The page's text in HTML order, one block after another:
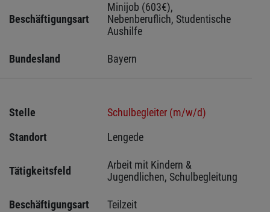
Beschäftigungsart
Minijob (603€),
Nebenberuflich, Studentische
Aushilfe
Bundesland Bayern
Stelle
Schulbegleiter (m/w/d)
Standort
Lengede
Tätigkeitsfeld
Arbeit mit Kindern &
Jugendlichen, Schulbegleitung
Beschäftigungsart Teilzeit